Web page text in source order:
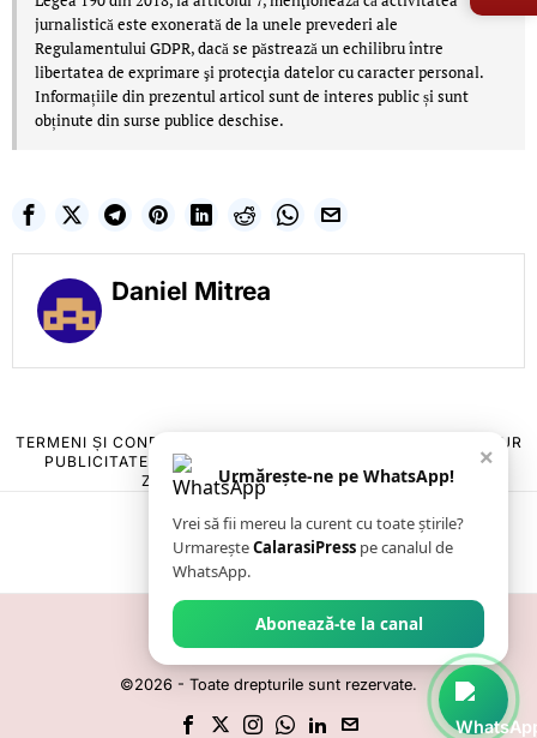
jurnalistică este exonerată de la unele prevederi ale
Regulamentului GDPR, dacă se păstrează un echilibru între
libertatea de exprimare şi protecţia datelor cu caracter personal.
Informațiile din prezentul articol sunt de interes public și sunt
obținute din surse publice deschise.
Daniel Mitrea
TERMENI ȘI CONDIȚII
POLITICA DE ANULARE & RETUR
PUBLICITATE ONLINE & TIPĂRITĂ
CONTACT
ZIARUL ANUNȚUL CĂLĂRĂȘEAN
©2026 - Toate drepturile sunt rezervate.
×
Urmărește-ne pe WhatsApp!
Vrei să fii mereu la curent cu toate știrile?
UrmareșteCalarasiPress pe canalul de
WhatsApp.
Abonează-te la canal